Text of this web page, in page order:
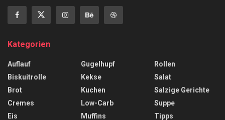
Kategorien
Auflauf
Biskuitrolle
Brot
Cremes
Eis
Gugelhupf
Kekse
Kuchen
Low-Carb
Muffins
Rollen
Salat
Salzige Gerichte
Suppe
Tipps